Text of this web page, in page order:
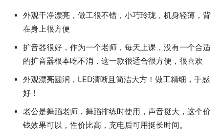
外观干净漂亮，做工很不错，小巧玲珑，机身轻薄，背
在身上很方便
扩音器很好，作为一个老师，每天上课，没有一个合适
的扩音器根本吃不消，这一款很适合很方便，很喜欢
外观漂亮圆润，LED清晰且简洁大方！做工精细，手感
好！
老公是舞蹈老师，舞蹈排练时使用，声音挺大，这个价
钱效果可以，性价比高，充电后可用挺长时间。